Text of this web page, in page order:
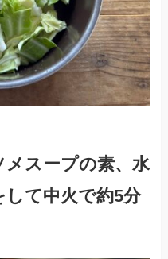
スープの素、水
して中火で約5分